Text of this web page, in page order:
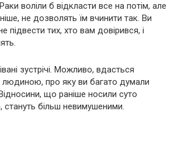
воліли б відкласти все на потім, але
не дозволять їм вчинити так. Ви
підвести тих, хто вам довірився, і
зустрічі. Можливо, вдасться
людиною, про яку ви багато думали
що раніше носили суто
стануть більш невимушеними.